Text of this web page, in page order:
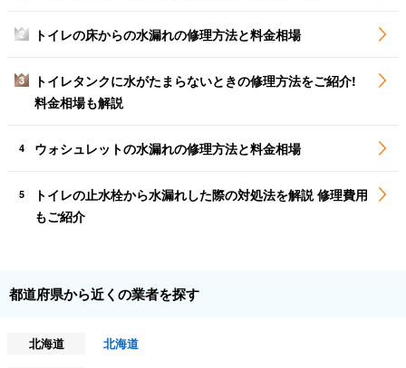
2 トイレの床からの水漏れの修理方法と料金相場
3
トイレタンクに水がたまらないときの修理方法をご紹介!
料金相場も解説
4 ウォシュレットの水漏れの修理方法と料金相場
5
トイレの止水栓から水漏れした際の対処法を解説 修理費用
もご紹介
都道府県から近くの業者を探す
北海道
北海道